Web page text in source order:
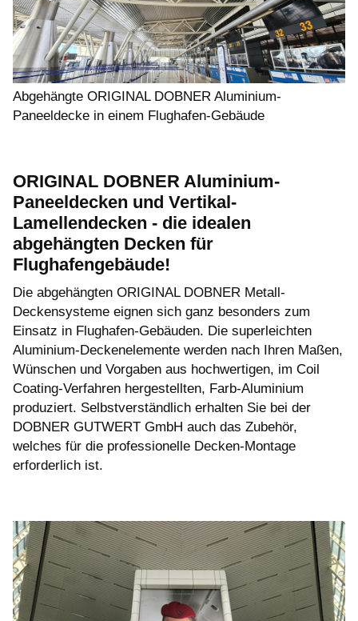
Abgehängte ORIGINAL DOBNER Aluminium-
Paneeldecke in einem Flughafen-Gebäude
ORIGINAL DOBNER Aluminium-
Paneeldecken und Vertikal-
Lamellendecken - die idealen
abgehängten Decken für
Flughafengebäude!
Die abgehängten ORIGINAL DOBNER Metall-
Deckensysteme eignen sich ganz besonders zum
Einsatz in Flughafen-Gebäuden. Die superleichten
Aluminium-Deckenelemente werden nach Ihren Maßen,
Wünschen und Vorgaben aus hochwertigen, im Coil
Coating-Verfahren hergestellten, Farb-Aluminium
produziert. Selbstverständlich erhalten Sie bei der
DOBNER GUTWERT GmbH auch das Zubehör,
welches für die professionelle Decken-Montage
erforderlich ist.